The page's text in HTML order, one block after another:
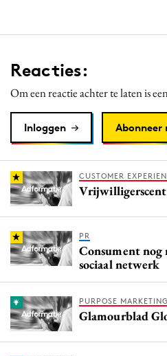
Reacties:
Om een reactie achter te laten is
Inloggen Abonneer
CUSTOMER
PR
Consument
sociaal netwerk
PURPOSE MARKETING
Glamourblad